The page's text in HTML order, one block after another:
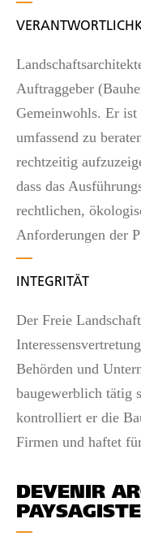
Auftraggeber
Gemeinwohls. Er
umfassend zu
rechtzeitig
dass das
rechtlichen,
Anforderungen der
INTEGRITÄT
Der Freie
Behörden und
baugewerblich tätig
kontrolliert er die
Firmen und haftet
DEVENIR
PAYSAGISTE